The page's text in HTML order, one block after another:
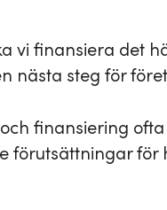
vi finansiera det
nästa steg för
finansiering
förutsättningar för